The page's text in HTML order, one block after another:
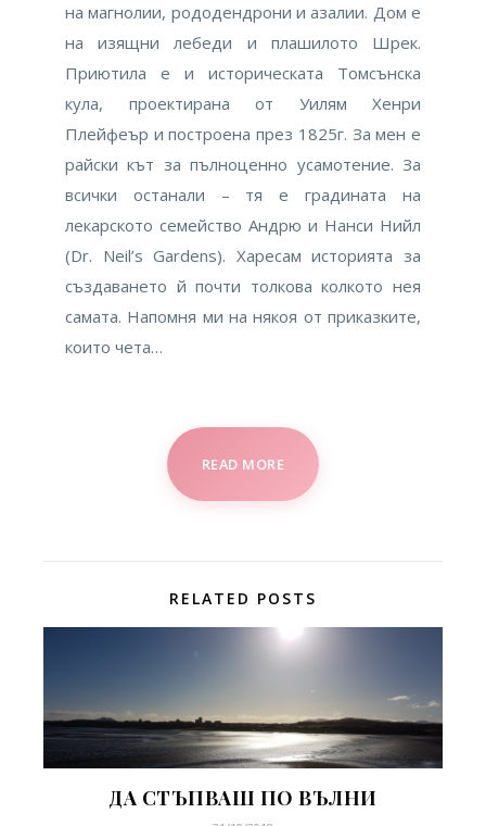
на магнолии, рододендрони и азалии. Дом е
на изящни лебеди и плашилото Шрек.
Приютила е и историческата Томсънска
кула, проектирана от Уилям Хенри
Плейфеър и построена през 1825г. За мен е
райски кът за пълноценно усамотение. За
всички останали – тя е градината на
лекарското семейство Андрю и Нанси Нийл
(Dr. Neil’s Gardens). Харесам историята за
създаването й почти толкова колкото нея
самата. Напомня ми на някоя от приказките,
които чета…
READ MORE
RELATED POSTS
ДА СТЪПВАШ ПО ВЪЛНИ